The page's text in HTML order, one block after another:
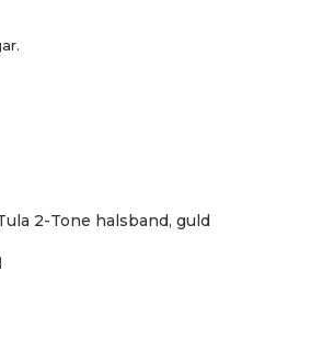
2-Tone halsband, guld